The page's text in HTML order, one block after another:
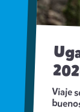
Viaje